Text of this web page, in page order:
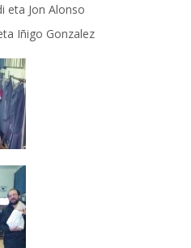
eta Jon Alonso
Iñigo Gonzalez